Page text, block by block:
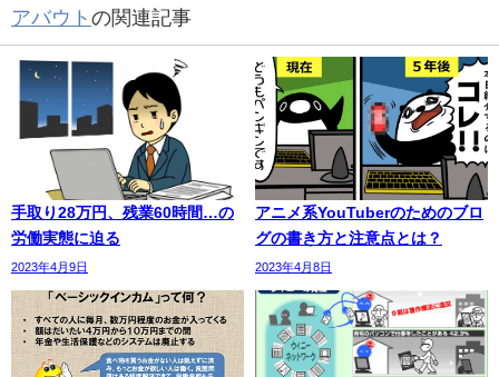
アバウト の関連記事
手取り28万円、残業60時間…の
労働実態に迫る
2023年4月9日
アニメ系YouTuberのためのブロ
グの書き方と注意点とは？
2023年4月8日